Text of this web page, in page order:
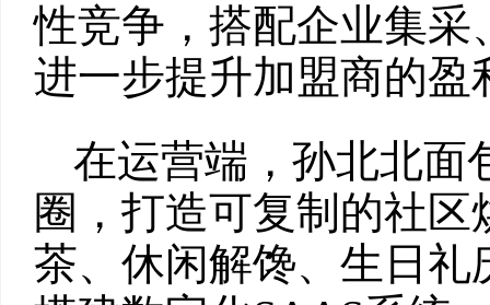
性竞争，搭配企业集
进一步提升加盟商的盈
在运营端，孙北北面
圈，打造可复制的社
茶、休闲解馋、生日